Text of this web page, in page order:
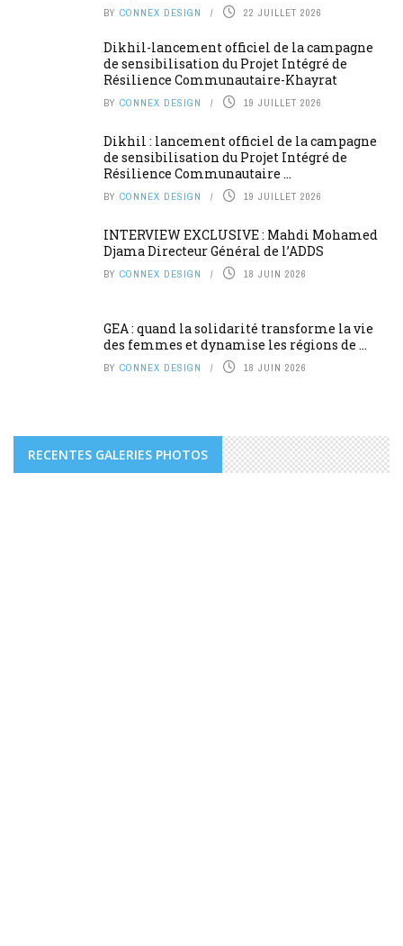
BY CONNEX DESIGN 22 JUILLET 2026
Dikhil-lancement officiel de la campagne
de sensibilisation du Projet Intégré de
Résilience Communautaire-Khayrat
BY CONNEX DESIGN 19 JUILLET 2026
Dikhil : lancement officiel de la campagne
de sensibilisation du Projet Intégré de
Résilience Communautaire ...
BY CONNEX DESIGN 19 JUILLET 2026
INTERVIEW EXCLUSIVE : Mahdi Mohamed
Djama Directeur Général de l’ADDS
BY CONNEX DESIGN 18 JUIN 2026
GEA : quand la solidarité transforme la vie
des femmes et dynamise les régions de ...
BY CONNEX DESIGN 18 JUIN 2026
RECENTES GALERIES PHOTOS